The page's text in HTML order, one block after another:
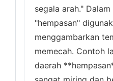
segala arah."
"hempasan"
menggambarkan
memecah. Contoh
daerah